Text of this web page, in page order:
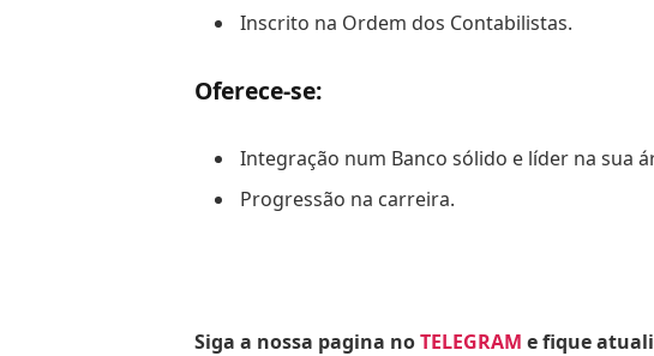
Inscrito na Ordem dos Contabilistas.
Oferece-se:
Integração num Banco sólido e líder na sua
Progressão na carreira.
Siga a nossa pagina noTELEGRAM e fique